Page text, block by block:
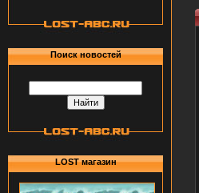
Поиск новостей
LOST магазин